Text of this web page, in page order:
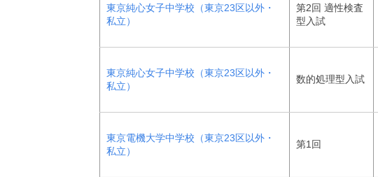
東京純心女子中学校（東京23区以外・
私立）
第2回 適性検査
型入試
東京純心女子中学校（東京23区以外・
私立）
数的処理型入試
東京電機大学中学校（東京23区以外・
私立）
第1回